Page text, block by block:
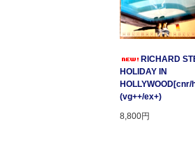
RICHARD
HOLIDAY IN
(vg++/ex+)
8,800円